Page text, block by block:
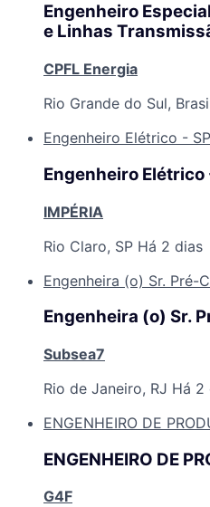
Engenheiro
e Linhas
CPFL Energia
Rio Grande do Sul,
Engenheiro Elétrico - SP
Engenheiro Elétrico
IMPÉRIA
Rio Claro, SP Há 2 dias
Engenheira (o) Sr. Pré-
Engenheira (o) Sr.
Subsea7
Rio de Janeiro, RJ Há 2
ENGENHEIRO DE
ENGENHEIRO DE
G4F